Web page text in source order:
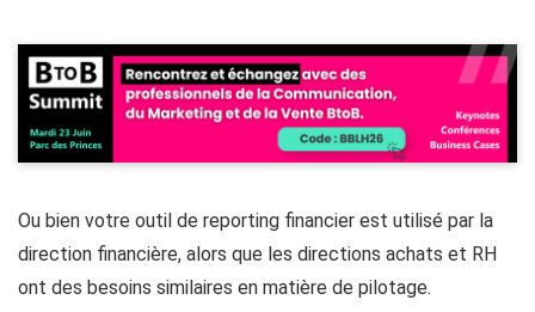
Ou bien votre outil de reporting financier est utilisé par la
direction financière, alors que les directions achats et RH
ont des besoins similaires en matière de pilotage.